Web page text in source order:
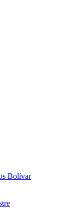
Bolívar